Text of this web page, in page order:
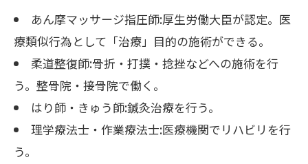
あん摩マッサージ指圧師:厚生労働大臣が認定。医
療類似行為として「治療」目的の施術ができる。
柔道整復師:骨折・打撲・捻挫などへの施術を行
う。整骨院・接骨院で働く。
はり師・きゅう師:鍼灸治療を行う。
理学療法士・作業療法士:医療機関でリハビリを行
う。